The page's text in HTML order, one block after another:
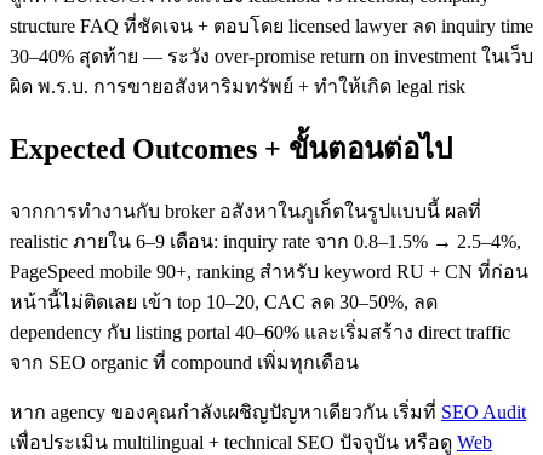
structure FAQ ที่ชัดเจน + ตอบโดย licensed lawyer ลด inquiry time
30–40% สุดท้าย — ระวัง over-promise return on investment ในเว็บ
ผิด พ.ร.บ. การขายอสังหาริมทรัพย์ + ทำให้เกิด legal risk
Expected Outcomes + ขั้นตอนต่อไป
จากการทำงานกับ broker อสังหาในภูเก็ตในรูปแบบนี้ ผลที่
realistic ภายใน 6–9 เดือน: inquiry rate จาก 0.8–1.5% → 2.5–4%,
PageSpeed mobile 90+, ranking สำหรับ keyword RU + CN ที่ก่อน
หน้านี้ไม่ติดเลย เข้า top 10–20, CAC ลด 30–50%, ลด
dependency กับ listing portal 40–60% และเริ่มสร้าง direct traffic
จาก SEO organic ที่ compound เพิ่มทุกเดือน
หาก agency ของคุณกำลังเผชิญปัญหาเดียวกัน เริ่มที่ SEO Audit
เพื่อประเมิน multilingual + technical SEO ปัจจุบัน หรือดู Web